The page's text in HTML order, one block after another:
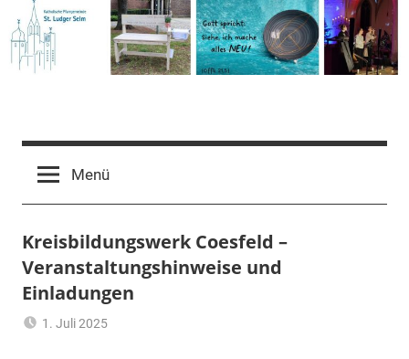
Inhalt
springen
Pfarrgemeinde
St.
Ludger
Selm
Menü
Kreisbildungswerk Coesfeld –
Veranstaltungshinweise und
Einladungen
1. Juli 2025